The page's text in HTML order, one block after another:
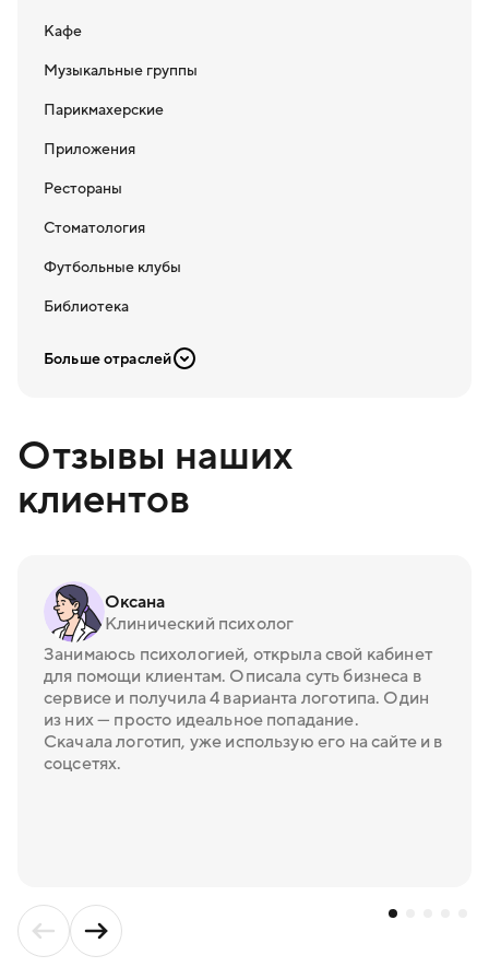
Кафе
Музыкальные группы
Парикмахерские
Приложения
Рестораны
Стоматология
Футбольные клубы
Библиотека
Больше отраслей
Отзывы наших
клиентов
Оксана
Клинический психолог
Занимаюсь психологией, открыла свой кабинет
для помощи клиентам. Описала суть бизнеса в
сервисе и получила 4 варианта логотипа. Один
из них — просто идеальное попадание.
Скачала логотип, уже использую его на сайте и в
соцсетях.